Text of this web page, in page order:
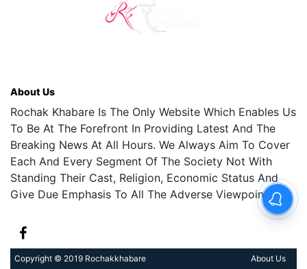
About Us
Rochak Khabare Is The Only Website Which Enables Us
To Be At The Forefront In Providing Latest And The
Breaking News At All Hours. We Always Aim To Cover
Each And Every Segment Of The Society Not With
Standing Their Cast, Religion, Economic Status And
Give Due Emphasis To All The Adverse Viewpoints.
Copyright © 2019 Rochakkhabare About Us